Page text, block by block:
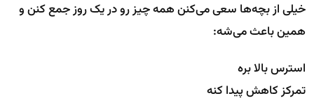
خیلی از بچه‌ها سعی می‌کنن همه چیز رو در یک روز جمع کنن و
همین باعث می‌شه:
استرس بالا بره
تمرکز کاهش پیدا کنه